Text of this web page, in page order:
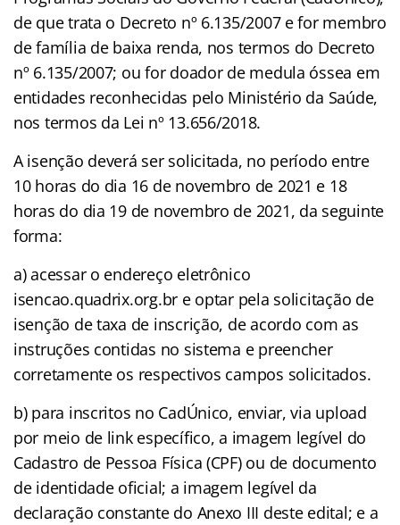
de que trata o Decreto nº 6.135/2007 e for membro
de família de baixa renda, nos termos do Decreto
nº 6.135/2007; ou for doador de medula óssea em
entidades reconhecidas pelo Ministério da Saúde,
nos termos da Lei nº 13.656/2018.
A isenção deverá ser solicitada, no período entre
10 horas do dia 16 de novembro de 2021 e 18
horas do dia 19 de novembro de 2021, da seguinte
forma:
a) acessar o endereço eletrônico
isencao.quadrix.org.br e optar pela solicitação de
isenção de taxa de inscrição, de acordo com as
instruções contidas no sistema e preencher
corretamente os respectivos campos solicitados.
b) para inscritos no CadÚnico, enviar, via upload
por meio de link específico, a imagem legível do
Cadastro de Pessoa Física (CPF) ou de documento
de identidade oficial; a imagem legível da
declaração constante do Anexo III deste edital; e a